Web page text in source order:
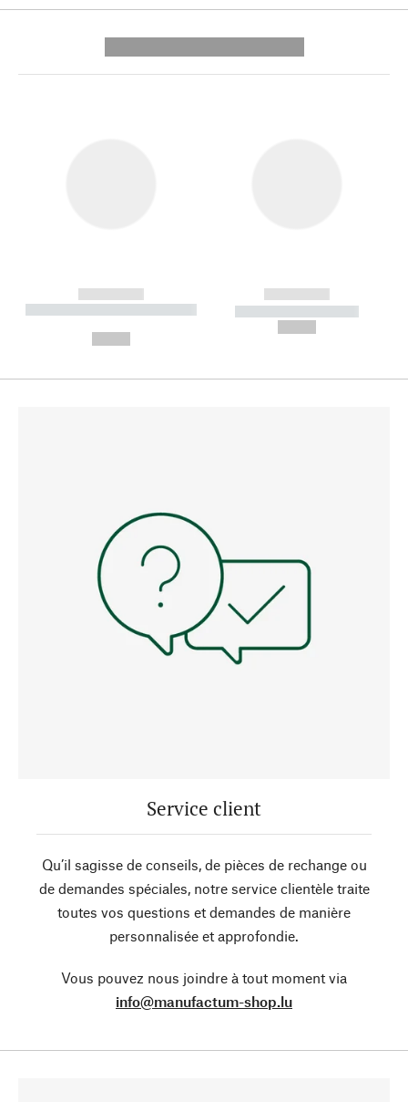
------------
----------- ----------- --------
------------
----------- -----------
Service client
Qu’il sagisse de conseils, de pièces de rechange ou
de demandes spéciales, notre service clientèle traite
toutes vos questions et demandes de manière
personnalisée et approfondie.
Vous pouvez nous joindre à tout moment via
info@manufactum-shop.lu